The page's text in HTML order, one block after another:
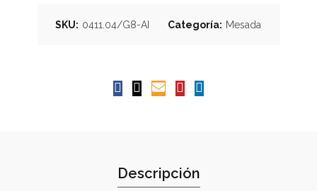
SKU: 0411.04/G8-AI Categoría: Mesada
Descripción